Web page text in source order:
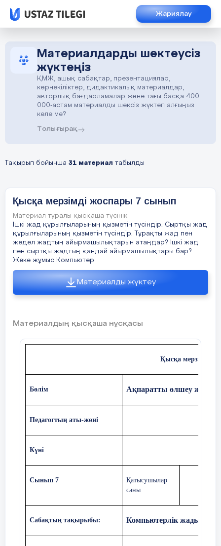
Жариялау
Материалдарды шектеусіз
жүктеңіз
ҚМЖ, ашық сабақтар, презентациялар,
көрнекіліктер, дидактикалық материалдар,
авторлық бағдарламалар және тағы басқа 400
000-астам материалды шексіз жүктеп алғыңыз
келе ме?
Толығырақ
Тақырып бойынша 31 материал табылды
Қысқа мерзімді жоспары 7 cынып
Материал туралы қысқаша түсінік
Ішкі жад құрылғыларының қызметін түсіндір. Сыртқы жад
құрылғыларының қызметін түсіндір. Тұрақты жад пен
жедел жадтың айырмашылықтарын атаңдар? Ішкі жад
пен сыртқы жадтың қандай айырмашылықтары бар?
Жеке жұмыс Компьютер
Материалды жүктеу
Материалдың қысқаша нұсқасы
Қысқа мерзімді
Бөлім Ақпаратты өлшеу және
Педагогтың аты-жөні
Күні
Сынып 7
Қатысушылар
саны
Сабақтың тақырыбы: Компьютерлік жады.